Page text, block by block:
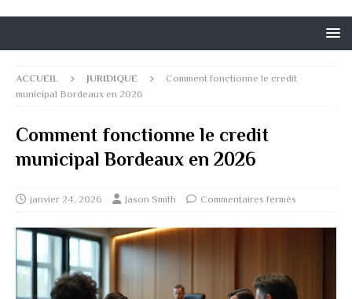
ACCUEIL JURIDIQUE
Comment fonctionne le credit
municipal Bordeaux en 2026
Comment fonctionne le credit
municipal Bordeaux en 2026
janvier 24, 2026 Jason Smith Commentaires fermés